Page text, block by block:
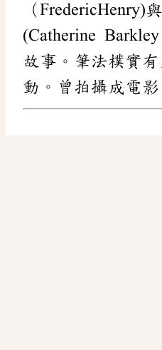
（FredericHenry)
(Catherine
故事。筆法樸實
動。曾拍攝成電影